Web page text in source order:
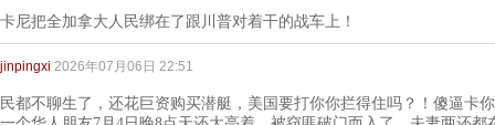
卡尼把全加拿大人民绑在了跟川普对着干的战车上！
jinpingxi 2026年07月06日 22:51
民都不聊生了，还花巨资购买潜艇，美国要打你你拦得住吗？！傻逼卡